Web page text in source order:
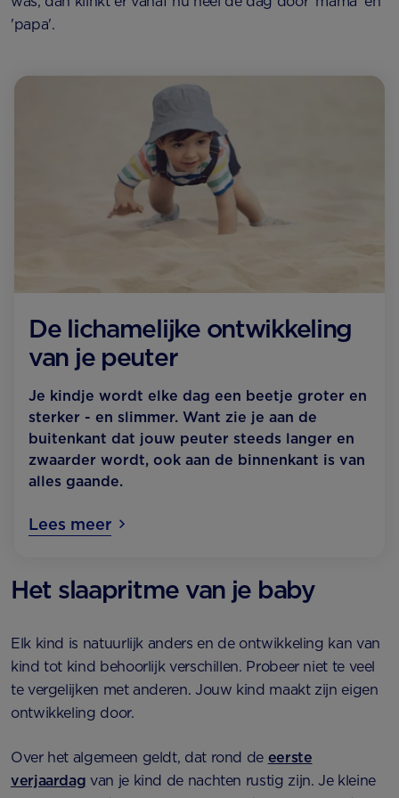
'papa'.
De lichamelijke ontwikkeling
van je peuter
Je kindje wordt elke dag een beetje groter en
sterker - en slimmer. Want zie je aan de
buitenkant dat jouw peuter steeds langer en
zwaarder wordt, ook aan de binnenkant is van
alles gaande.
Lees meer
Het slaapritme van je baby
Elk kind is natuurlijk anders en de ontwikkeling kan van
kind tot kind behoorlijk verschillen. Probeer niet te veel
te vergelijken met anderen. Jouw kind maakt zijn eigen
ontwikkeling door.
Over het algemeen geldt, dat rond de eerste
verjaardag van je kind de nachten rustig zijn. Je kleine